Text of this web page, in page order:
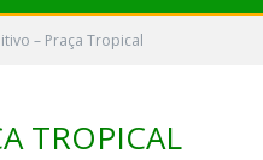
– Praça Tropical
TROPICAL